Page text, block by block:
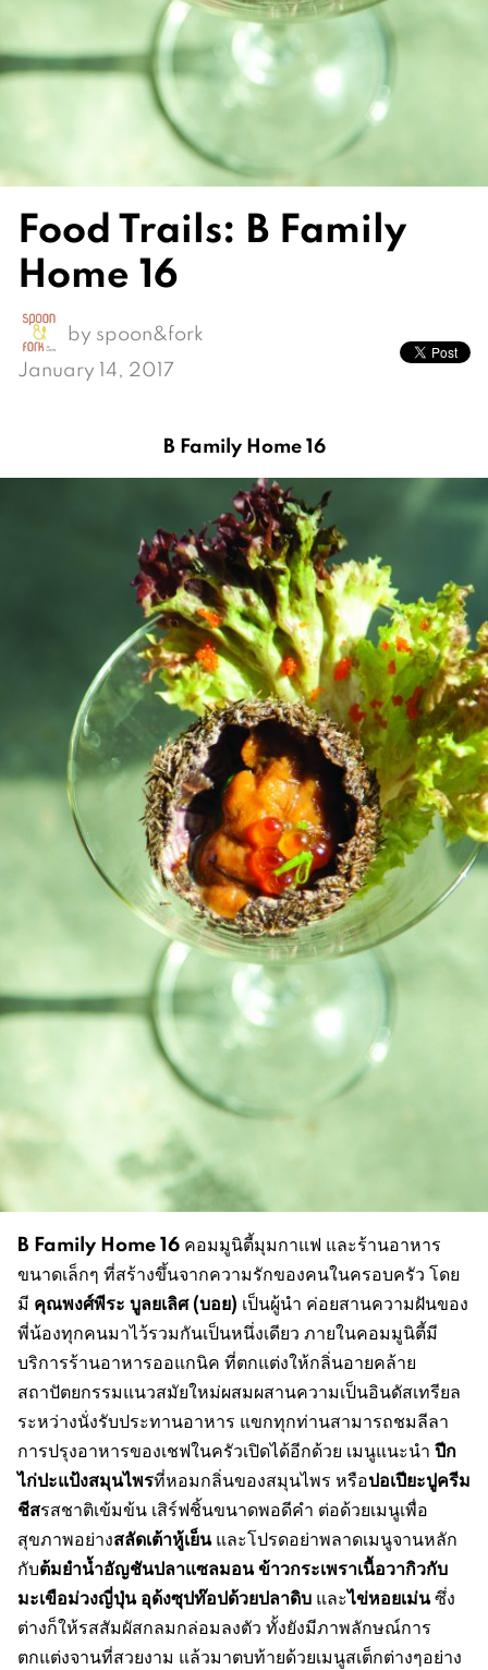
Food Trails: B Family
Home 16
by spoon&fork
January 14, 2017
B Family Home 16
B Family Home 16 คอมมูนิตี้มุมกาแฟ และร้านอาหาร
ขนาดเล็กๆ ที่สร้างขึ้นจากความรักของคนในครอบครัว โดย
มี คุณพงศ์พีระ บูลยเลิศ(บอย) เป็นผู้นำ ค่อยสานความฝันของ
พี่น้องทุกคนมาไว้รวมกันเป็นหนึ่งเดียว ภายในคอมมูนิตี้มี
บริการร้านอาหารออแกนิค ที่ตกแต่งให้กลิ่นอายคล้าย
สถาปัตยกรรมแนวสมัยใหม่ผสมผสานความเป็นอินดัสเทรียล
ระหว่างนั่งรับประทานอาหาร แขกทุกท่านสามารถชมลีลา
การปรุงอาหารของเชฟในครัวเปิดได้อีกด้วย เมนูแนะนำ ปีก
ไก่ปะแป้งสมุนไพรที่หอมกลิ่นของสมุนไพร หรือปอเปียะปูครีม
ชีสรสชาติเข้มข้น เสิร์ฟชิ้นขนาดพอดีคำ ต่อด้วยเมนูเพื่อ
สุขภาพอย่างสลัดเต้าหู้เย็นและโปรดอย่าพลาดเมนูจานหลัก
กับต้มยำน้ำอัญชันปลาแซลมอนข้าวกระเพราเนื้อวากิวกับ
มะเขือม่วงญี่ปุ่น อุด้งซุปท๊อปด้วยปลาดิบ และไข่หอยเม่นซึ่ง
ต่างก็ให้รสสัมผัสกลมกล่อมลงตัว ทั้งยังมีภาพลักษณ์การ
ตกแต่งจานที่สวยงาม แล้วมาตบท้ายด้วยเมนูสเต็กต่างๆอย่าง